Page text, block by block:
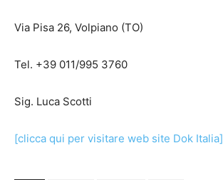
Via Pisa 26, Volpiano (TO)
Tel. +39 011/995 3760
Sig. Luca Scotti
[clicca qui per visitare web site Dok Italia]